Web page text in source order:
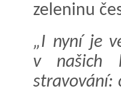
zeleninu
„I nyní je
v našich
stravování: